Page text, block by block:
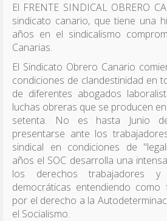
El FRENTE SINDICAL OBRERO
sindicato canario, que tiene una
años en el sindicalismo
Canarias.
El Sindicato Obrero Canario
condiciones de clandestinidad en
de diferentes abogados
luchas obreras que se producen
setenta. No es hasta Junio
presentarse ante los
sindical en condiciones de
años el SOC desarrolla una
los derechos trabajadores
democráticas entendiendo como
por el derecho a la
el Socialismo.